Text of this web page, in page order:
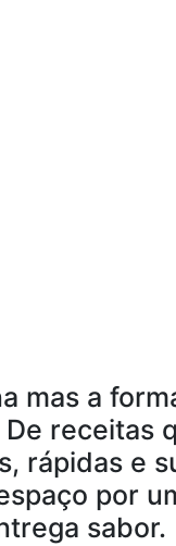
mas a
receitas
rápidas e
por
sabor.